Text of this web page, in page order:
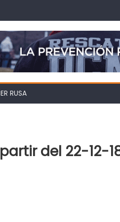
RUSA
del 22-12-